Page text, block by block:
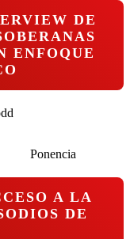
DE
ENFOQUE
Ponencia
A LA
DE